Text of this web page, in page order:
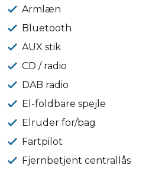
Armlæn
Bluetooth
AUX stik
CD / radio
DAB radio
El-foldbare spejle
Elruder for/bag
Fartpilot
Fjernbetjent centrallås